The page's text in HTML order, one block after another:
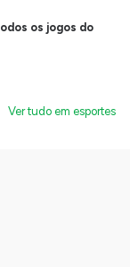
os jogos do
Ver tudo em esportes